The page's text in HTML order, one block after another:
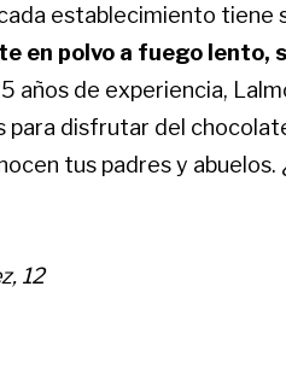
establecimiento tiene
en polvo a fuego lento,
años de experiencia,
disfrutar del
tus padres y abuelos.
12